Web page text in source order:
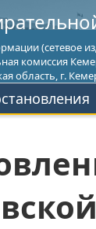
(сетевое
комиссия
область, г.